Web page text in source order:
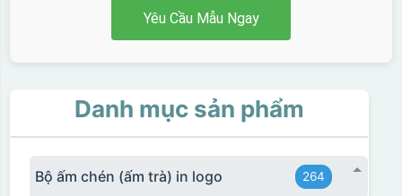
Yêu Cầu Mẫu Ngay
Danh mục sản phẩm
Bộ ấm chén (ấm trà) in logo 264